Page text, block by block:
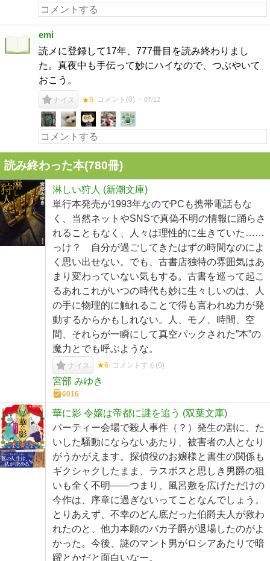
emi
読メに登録して17年、777冊目を読み終わりまし
た。真夜中も手伝って妙にハイなので、つぶやいて
おこう。
ナイス ★5 コメント(0) 07/12
読み終わった本(780冊)
淋しい狩人 (新潮文庫)
単行本発売が1993年なのでPCも携帯電話もな
く、当然ネットやSNSで真偽不明の情報に踊らさ
れることもなく、人々は理性的に生きていた……
っけ？ 自分が過ごしてきたはずの時間なのによ
く思い出せない。でも、古書店独特の雰囲気はあ
まり変わっていない気もする。古書を巡って起こ
るあれこれがいつの時代も妙に生々しいのは、人
の手に物理的に触れることで得も言われぬ力が発
動するからかもしれない。人、モノ、時間、空
間、それらが一瞬にして真空パックされた”本”の
魔力とでも呼ぶような。
ナイス ★6 コメントする(0)
宮部 みゆき
6016
華に影 令嬢は帝都に謎を追う (双葉文庫)
パーティー会場で殺人事件（？）発生の割に、た
いした騒動にならないあたり、被害者の人となり
がうかがえます。探偵役のお嬢様と書生の関係も
ギクシャクしたまま、ラスボスと思しき男爵の狙
いも全く不明――つまり、風呂敷を広げただけの
今作は、序章に過ぎないってことなんでしょう。
とりあえず、不幸のどん底だった伯爵夫人が救わ
れたのと、他力本願のバカ子爵が退場したのがよ
かった。今後、謎のマント男がロシアあたりで暗
躍とかだと面白いなー。